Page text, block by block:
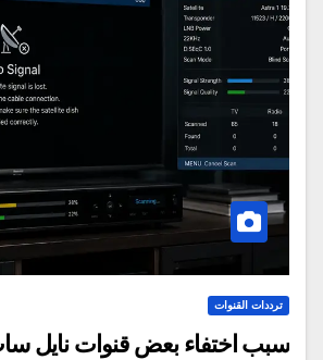
ترددات القنوات
سبب اختفاء بعض قنوات نايل